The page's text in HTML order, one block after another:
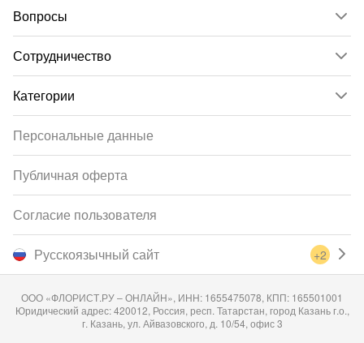
Вопросы
Сотрудничество
Категории
Русскоязычный сайт +2
Персональные данные
Публичная оферта
Согласие пользователя
ООО «ФЛОРИСТ.РУ – ОНЛАЙН», ИНН: 1655475078, КПП: 165501001
Юридический адрес: 420012, Россия, респ. Татарстан, город Казань г.о.,
г. Казань, ул. Айвазовского, д. 10/54, офис 3